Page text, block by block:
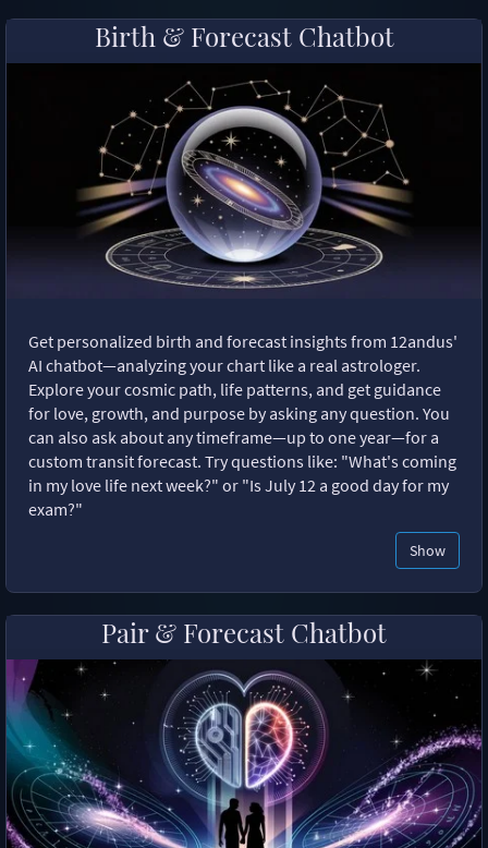
Birth & Forecast Chatbot
Get personalized birth and forecast insights from 12andus'
AI chatbot—analyzing your chart like a real astrologer.
Explore your cosmic path, life patterns, and get guidance
for love, growth, and purpose by asking any question. You
can also ask about any timeframe—up to one year—for a
custom transit forecast. Try questions like: "What's coming
in my love life next week?" or "Is July 12 a good day for my
exam?"
Show
Pair & Forecast Chatbot